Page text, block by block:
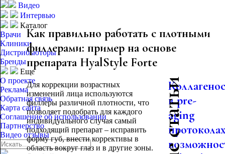
Видео
Интервью
Каталог
Врачи
Клиники
Дистрибьюторы
Бренды
Еще
О проекте
Реклама
Обратная связь
Карта сайта
Соглашение об использовании
Партнерство
Видео отзывы
Как правильно работать с плотными
филлерами: пример на основе
препарата HyalStyle Forte
Для коррекции возрастных
изменений лица используются
филлеры различной плотности, что
позволяет подобрать для каждого
индивидуального случая самый
подходящий препарат – исправить
форму губ, внести коррективы в
область вокруг глаз и в другие зоны.
в pre-
aging